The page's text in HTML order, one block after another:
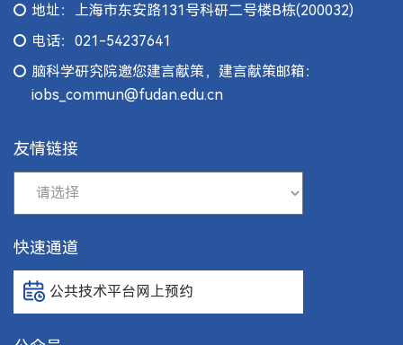
地址：上海市东安路131号科研二号楼B栋(200032)
电话：021-54237641
脑科学研究院邀您建言献策，建言献策邮箱：
iobs_commun@fudan.edu.cn
友情链接
快速通道
公共技术平台网上预约